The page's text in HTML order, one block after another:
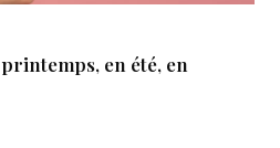
en été, en